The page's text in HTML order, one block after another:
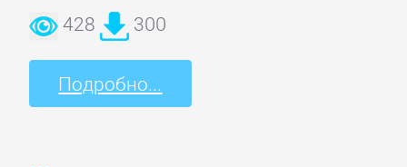
428 300
Подробно...